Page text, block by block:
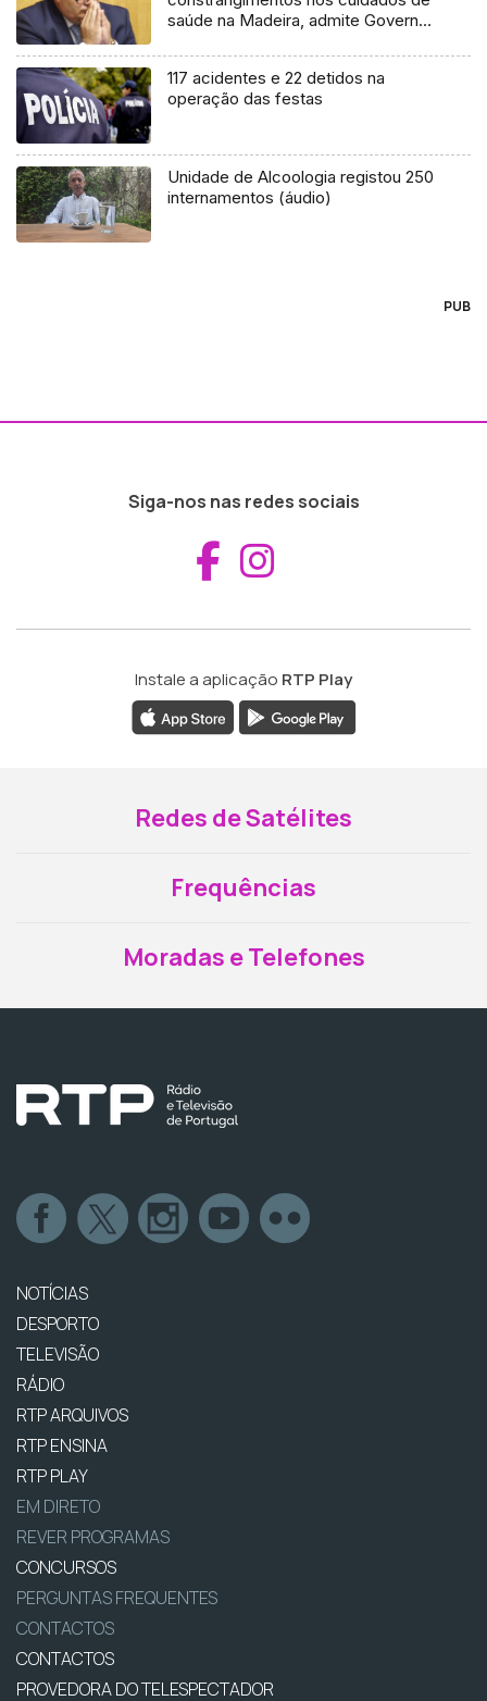
saúde na Madeira, admite Governo
117 acidentes e 22 detidos na
operação das festas
Unidade de Alcoologia registou 250
internamentos (áudio)
PUB
Siga-nos nas redes sociais
Aceder ao
Instale a aplicação RTP Play
Redes de Satélites
Frequências
Moradas e Telefones
NOTÍCIAS
DESPORTO
TELEVISÃO
RÁDIO
RTP ARQUIVOS
RTP ENSINA
RTP PLAY
EM DIRETO
REVER PROGRAMAS
CONCURSOS
PERGUNTAS FREQUENTES
CONTACTOS
CONTACTOS
PROVEDORA DO TELESPECTADOR